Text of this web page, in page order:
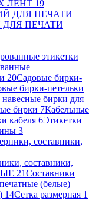
ЛЕНТ 19
ПЕЧАТИ
20Садовые бирки-
бирки-петельки
бирки для
бирки 7Кабельные
кабеля 6Этикетки
3
составники,
21Составники
(белые)
14Сетка размерная 1